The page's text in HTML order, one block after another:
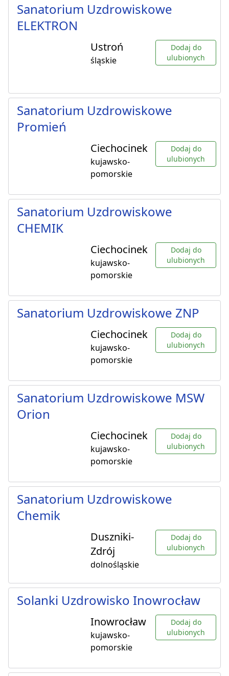
Sanatorium Uzdrowiskowe
ELEKTRON
Ustroń
śląskie
Dodaj do
ulubionych
Sanatorium Uzdrowiskowe
Promień
Ciechocinek
kujawsko-
pomorskie
Dodaj do
ulubionych
Sanatorium Uzdrowiskowe
CHEMIK
Ciechocinek
kujawsko-
pomorskie
Dodaj do
ulubionych
Sanatorium Uzdrowiskowe ZNP
Ciechocinek
kujawsko-
pomorskie
Dodaj do
ulubionych
Sanatorium Uzdrowiskowe MSW
Orion
Ciechocinek
kujawsko-
pomorskie
Dodaj do
ulubionych
Sanatorium Uzdrowiskowe
Chemik
Duszniki-
Zdrój
dolnośląskie
Dodaj do
ulubionych
Solanki Uzdrowisko Inowrocław
Inowrocław
kujawsko-
pomorskie
Dodaj do
ulubionych